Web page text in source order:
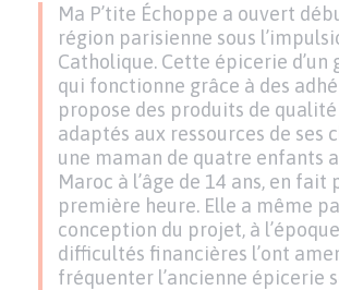
Ma P’tite Échoppe a ouvert
région parisienne sous
Catholique. Cette épicerie d’un
qui fonctionne grâce à des
propose des produits de
adaptés aux ressources de ses
une maman de quatre enfants
Maroc à l’âge de 14 ans, en
première heure. Elle a même
conception du projet, à
difficultés financières l’ont
fréquenter l’ancienne épicerie